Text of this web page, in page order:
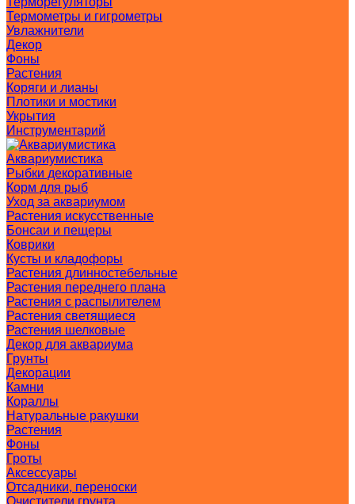
Термометры и гигрометры
Увлажнители
Декор
Фоны
Растения
Коряги и лианы
Плотики и мостики
Укрытия
Инструментарий
Аквариумистика
Рыбки декоративные
Корм для рыб
Уход за аквариумом
Растения искусственные
Бонсаи и пещеры
Коврики
Кусты и кладофоры
Растения длинностебельные
Растения переднего плана
Растения с распылителем
Растения светящиеся
Растения шелковые
Декор для аквариума
Грунты
Декорации
Камни
Кораллы
Натуральные ракушки
Растения
Фоны
Гроты
Аксессуары
Отсадники, переноски
Очистители грунта